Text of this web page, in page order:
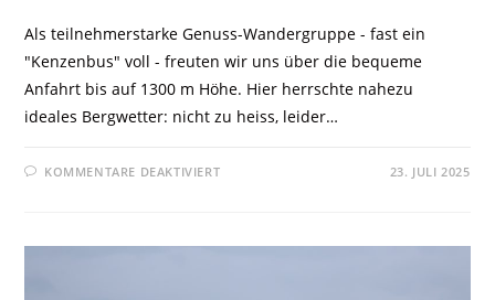
Als teilnehmerstarke Genuss-Wandergruppe - fast ein
"Kenzenbus" voll - freuten wir uns über die bequeme
Anfahrt bis auf 1300 m Höhe. Hier herrschte nahezu
ideales Bergwetter: nicht zu heiss, leider…
KOMMENTARE DEAKTIVIERT 23. JULI 2025